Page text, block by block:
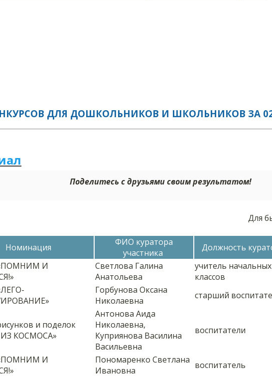
ДЛЯ ДОШКОЛЬНИКОВ И ШКОЛЬНИКОВ ЗА
Поделитесь с друзьями своим результатом!
Для
Номинация
ФИО куратора
участника
Должность
«ПОМНИМ И
Светлова Галина
Анатольева
учитель начальных
классов
Горбунова Оксана
Николаевна
старший
и поделок
КОСМОСА»
Антонова Аида
Николаевна,
Куприянова Василина
Васильевна
воспитатели
«ПОМНИМ И
Пономаренко Светлана
Ивановна
воспитатель